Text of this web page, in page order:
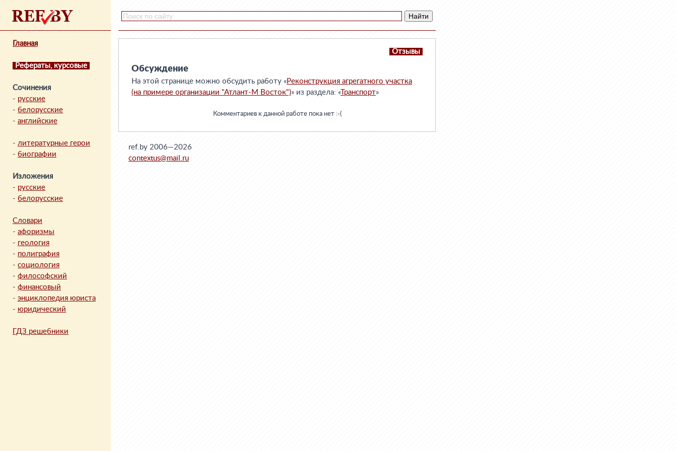
Главная
Рефераты, курсовые
Сочинения
- русские
- белорусские
- английские
- литературные герои
- биографии
Изложения
- русские
- белорусские
Словари
- афоризмы
- геология
- полиграфия
- социология
- философский
- финансовый
- энциклопедия юриста
- юридический
ГДЗ решебники
Отзывы
Обсуждение
На этой странице можно обсудить работу «Реконструкция агрегатного участка
(на примере организации "Атлант-М Восток")» из раздела: «Транспорт»
Комментариев к данной работе пока нет :-(
ref.by 2006—2026
contextus@mail.ru